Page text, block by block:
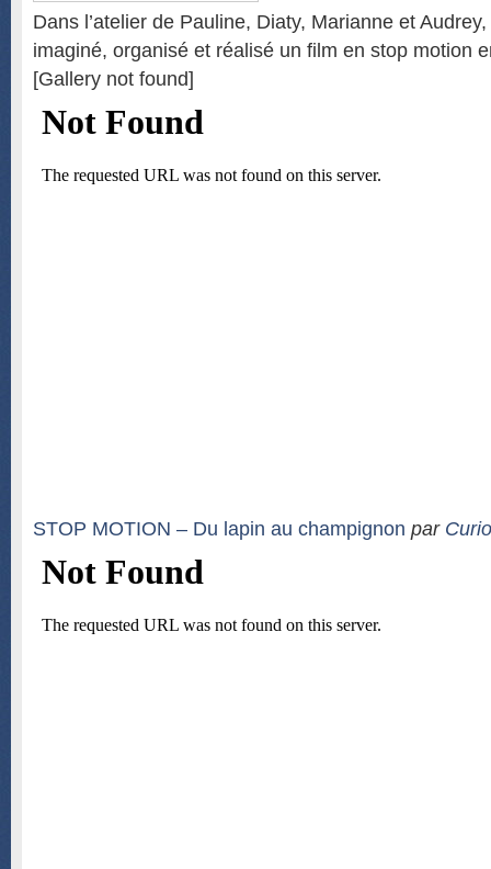
Dans l’atelier de Pauline, Diaty, Marianne et
imaginé, organisé et réalisé un film en stop motion
[Gallery not found]
STOP MOTION – Du lapin au champignon par